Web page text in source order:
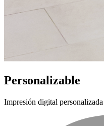
Personalizable
Impresión digital